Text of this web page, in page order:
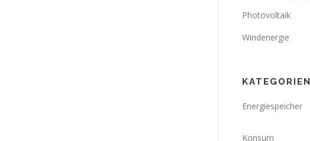
Photovoltaik
Windenergie
KATEGORIEN
Energiespeicher
Konsum